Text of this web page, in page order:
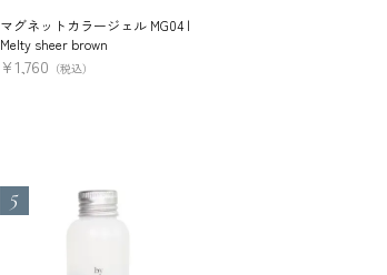
マグネットカラージェル MG04 |
Melty sheer brown
¥1,760 （税込）